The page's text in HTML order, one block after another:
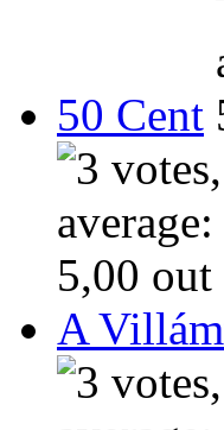
50 Cent
A